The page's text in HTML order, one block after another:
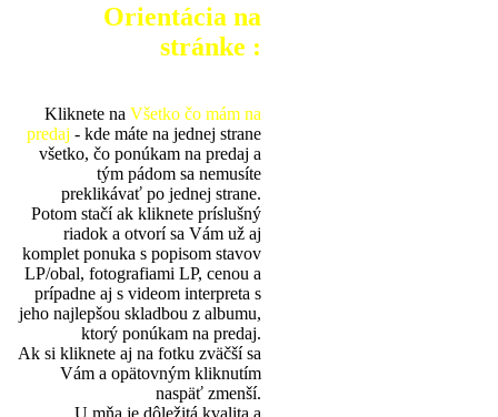
Orientácia na
stránke :
Kliknete na Všetko čo mám na
predaj - kde máte na jednej strane
všetko, čo ponúkam na predaj a
tým pádom sa nemusíte
preklikávať po jednej strane.
Potom stačí ak kliknete príslušný
riadok a otvorí sa Vám už aj
komplet ponuka s popisom stavov
LP/obal, fotografiami LP, cenou a
prípadne aj s videom interpreta s
jeho najlepšou skladbou z albumu,
ktorý ponúkam na predaj.
Ak si kliknete aj na fotku zväčší sa
Vám a opätovným kliknutím
naspäť zmenší.
U mňa je dôležitá kvalita a